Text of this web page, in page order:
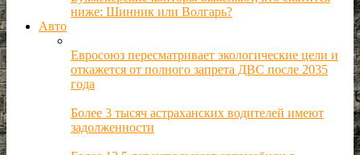
ниже: Шинник или Волгарь?
Авто
Евросоюз пересматривает экологические цели и
откажется от полного запрета ДВС после 2035
года
Более 3 тысяч астраханских водителей имеют
задолженности